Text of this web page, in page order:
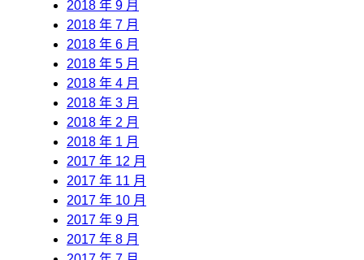
2018 年 9 月
2018 年 7 月
2018 年 6 月
2018 年 5 月
2018 年 4 月
2018 年 3 月
2018 年 2 月
2018 年 1 月
2017 年 12 月
2017 年 11 月
2017 年 10 月
2017 年 9 月
2017 年 8 月